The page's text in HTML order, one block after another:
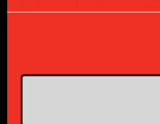
Supplier